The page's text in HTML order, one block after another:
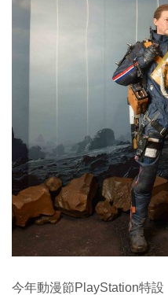
今年動漫節PlayStation特設